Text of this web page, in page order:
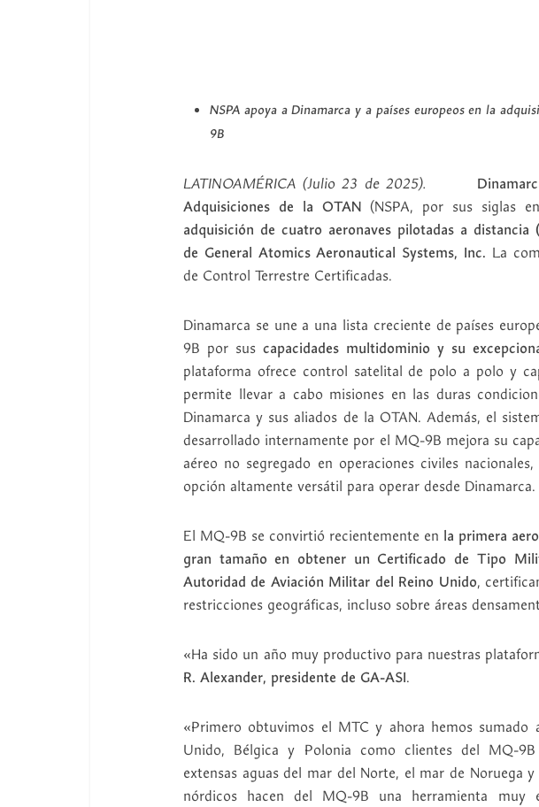
NSPA apoya a Dinamarca y a países europeos en la
9B
LATINOAMÉRICA (Julio 23 de 2025).
Adquisiciones de la OTAN (NSPA, por sus siglas
adquisición de cuatro aeronaves pilotadas a distancia
de General Atomics Aeronautical Systems, Inc. La
de Control Terrestre Certificadas.
Dinamarca se une a una lista creciente de países
9B por sus capacidades multidominio y su
plataforma ofrece control satelital de polo a polo y
permite llevar a cabo misiones en las duras
Dinamarca y sus aliados de la OTAN. Además, el
desarrollado internamente por el MQ-9B mejora su
aéreo no segregado en operaciones civiles
opción altamente versátil para operar desde Dinamarca.
El MQ-9B se convirtió recientemente en la primera
gran tamaño en obtener un Certificado de Tipo
Autoridad de Aviación Militar del Reino Unido,
restricciones geográficas, incluso sobre áreas
«Ha sido un año muy productivo para nuestras
R. Alexander, presidente de GA-ASI.
«Primero obtuvimos el MTC y ahora hemos sumado
Unido, Bélgica y Polonia como clientes del MQ-
extensas aguas del mar del Norte, el mar de Noruega
nórdicos hacen del MQ-9B una herramienta muy